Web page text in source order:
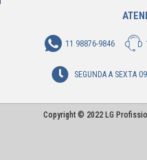
11 98876-9846
SEGUNDA A SEXTA
Copyright © 2022 LG